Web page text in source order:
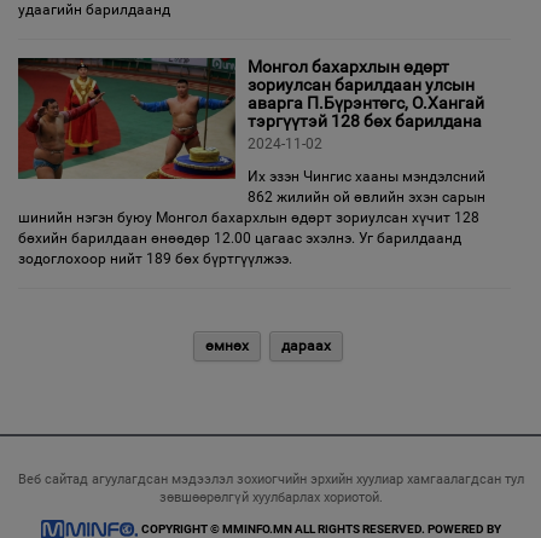
удаагийн барилдаанд
Монгол бахархлын өдөрт
зориулсан барилдаан улсын
аварга П.Бүрэнтөгс, О.Хангай
тэргүүтэй 128 бөх барилдана
2024-11-02
Их эзэн Чингис хааны мэндэлсний
862 жилийн ой өвлийн эхэн сарын
шинийн нэгэн буюу Монгол бахархлын өдөрт зориулсан хүчит 128
бөхийн барилдаан өнөөдөр 12.00 цагаас эхэлнэ. Уг барилдаанд
зодоглохоор нийт 189 бөх бүртгүүлжээ.
өмнөх дараах
Веб сайтад агуулагдсан мэдээлэл зохиогчийн эрхийн хуулиар хамгаалагдсан тул
зөвшөөрөлгүй хуулбарлах хориотой.
COPYRIGHT © MMINFO.MN ALL RIGHTS RESERVED. POWERED BY